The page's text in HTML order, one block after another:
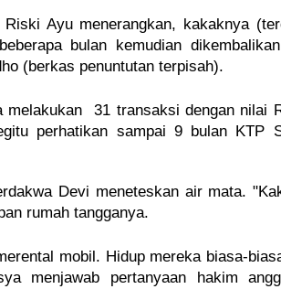
Ayu menerangkan, kakaknya
bulan kemudian
(berkas penuntutan terpisah).
melakukan  31 transaksi dengan nilai
perhatikan sampai 9 bulan KTP
Devi meneteskan air mata.
rumah tangganya.
mobil. Hidup mereka biasa-
menjawab pertanyaan hakim